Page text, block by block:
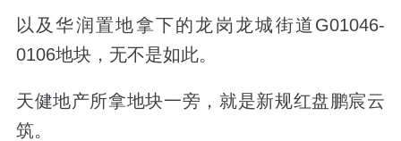
以及华润置地拿下的龙岗龙城街道G01046-
0106地块，无不是如此。
天健地产所拿地块一旁，就是新规红盘鹏宸云
筑。